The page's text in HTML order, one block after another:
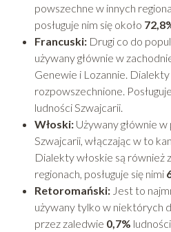
powszechne w innych
posługuje nim się około
Francuski:Drugi co do
używany głównie w
Genewie i Lozannie.
rozpowszechnione.
ludności Szwajcarii.
Włoski: Używany głównie
Szwajcarii, włączając w to
Dialekty włoskie są również
regionach, posługuje się nimi
Retoromański:Jest to
używany tylko w niektórych
przez zaledwie 0,7%